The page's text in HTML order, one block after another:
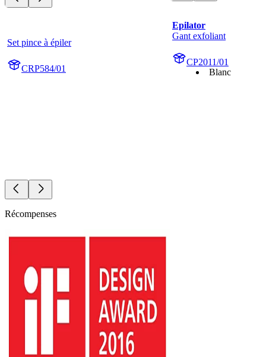
Set pince à épiler
CRP584/01
Epilator
Gant exfoliant
CP2011/01
Blanc
Récompenses